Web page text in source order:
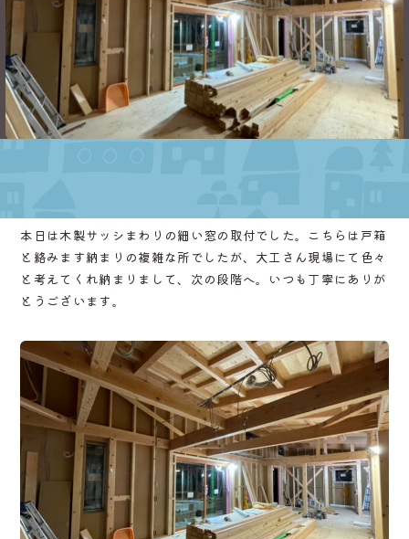
本日は木製サッシまわりの細い窓の取付でした。こちらは戸箱
と絡みます納まりの複雑な所でしたが、大工さん現場にて色々
と考えてくれ納まりまして、次の段階へ。いつも丁寧にありが
とうございます。